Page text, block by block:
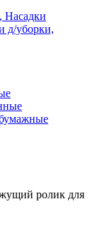
д/уборки,
ролик для